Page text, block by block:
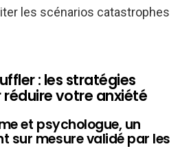
les scénarios catastrophes
: les stratégies
votre anxiété
et psychologue, un
sur mesure validé par les